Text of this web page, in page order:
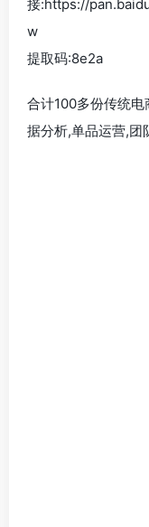
接:https://
w
提取码:8e2a
合计100多份传统
据分析,单品运营,团